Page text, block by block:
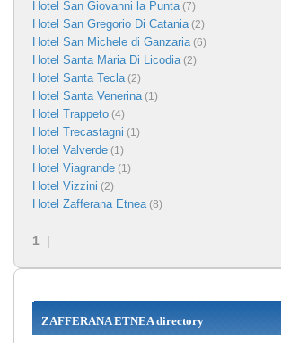
Hotel San Giovanni la Punta(7)
Hotel San Gregorio Di Catania(2)
Hotel San Michele di Ganzaria(6)
Hotel Santa Maria Di Licodia(2)
Hotel Santa Tecla(2)
Hotel Santa Venerina(1)
Hotel Trappeto (4)
Hotel Trecastagni (1)
Hotel Valverde (1)
Hotel Viagrande (1)
Hotel Vizzini (2)
Hotel Zafferana Etnea(8)
1 |
ZAFFERANA ETNEA directory